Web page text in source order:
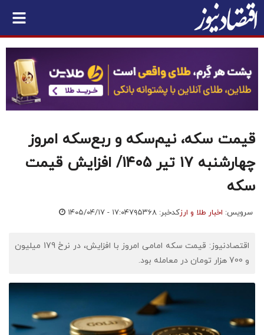
قیمت سکه، نیم‌سکه و ربع‌سکه امروز
چهارشنبه ۱۷ تیر ۱۴۰۵/ افزایش قیمت
سکه
سرویس: اخبار طلا و ارزکدخبر: ۷۹۵۳۶۸ ۱۴۰۵/۰۴/۱۷ - ۱۷:۰۴
اقتصادنیوز: قیمت سکه امامی امروز با افزایش، در نرخ 179 میلیون
و 700 هزار تومان در معامله بود.